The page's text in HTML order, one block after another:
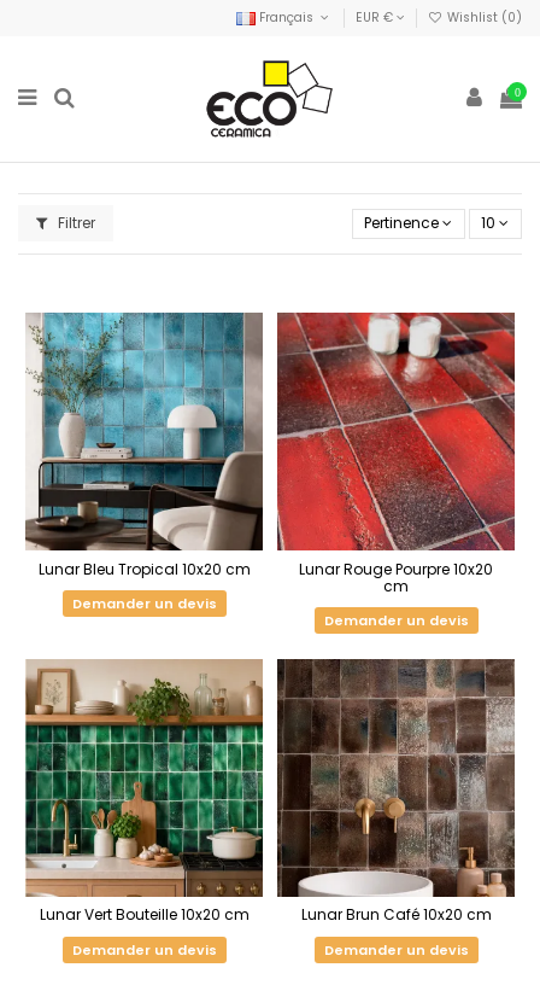
Français EUR € Wishlist (0)
0
Filtrer Pertinence 10
Lunar Bleu Tropical 10x20 cm
Demander un devis
Lunar Rouge Pourpre 10x20
cm
Demander un devis
Lunar Vert Bouteille 10x20 cm
Demander un devis
Lunar Brun Café 10x20 cm
Demander un devis